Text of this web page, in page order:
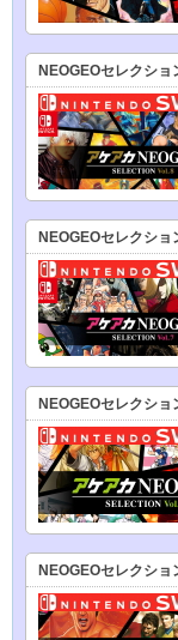
NEOGEOセレクショ
NEOGEOセレクショ
NEOGEOセレクショ
NEOGEOセレクショ